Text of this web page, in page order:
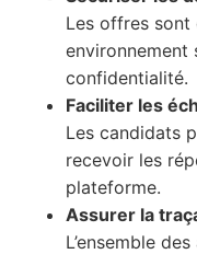
Les offres sont
environnement
confidentialité.
Faciliter les
Les candidats
recevoir les
plateforme.
Assurer la
L’ensemble